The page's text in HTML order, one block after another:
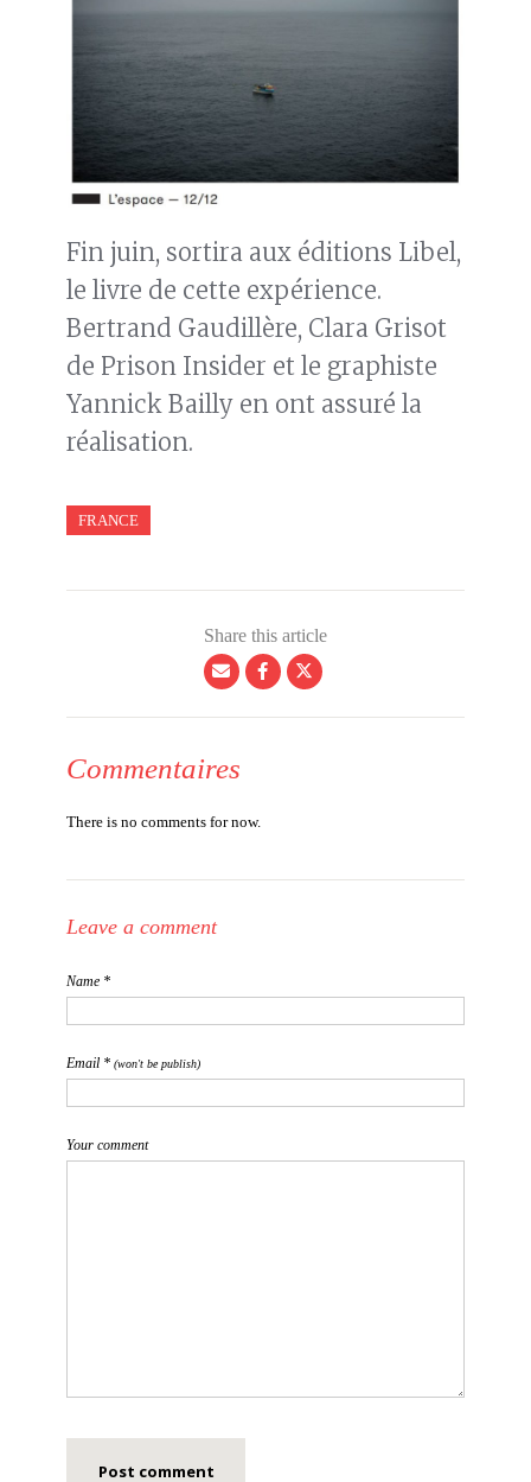
Fin juin, sortira aux éditions Libel,
le livre de cette expérience.
Bertrand Gaudillère, Clara Grisot
de Prison Insider et le graphiste
Yannick Bailly en ont assuré la
réalisation.
FRANCE
Share this article
Commentaires
There is no comments for now.
Leave a comment
Name *
Email * (won't be publish)
Your comment